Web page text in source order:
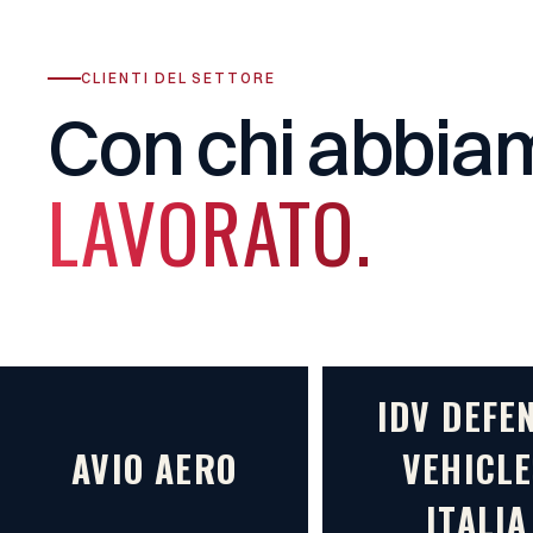
CLIENTI DEL SETTORE
Conchi
LAVORATO.
AVIO AERO
IDV
ITALIA